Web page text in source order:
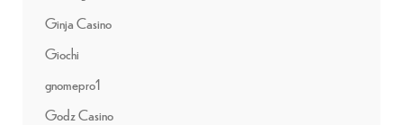
Ginja Casino
Giochi
gnomepro1
Godz Casino